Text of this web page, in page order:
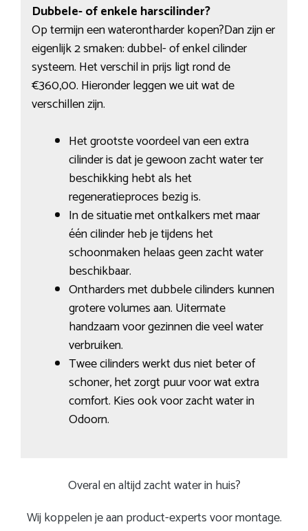
Dubbele- of enkele harscilinder?
Op termijn een waterontharder kopen?Dan zijn er
eigenlijk 2 smaken: dubbel- of enkel cilinder
systeem. Het verschil in prijs ligt rond de
€360,00. Hieronder leggen we uit wat de
verschillen zijn.
Het grootste voordeel van een extra
cilinder is dat je gewoon zacht water ter
beschikking hebt als het
regeneratieproces bezig is.
In de situatie met ontkalkers met maar
één cilinder heb je tijdens het
schoonmaken helaas geen zacht water
beschikbaar.
Ontharders met dubbele cilinders kunnen
grotere volumes aan. Uitermate
handzaam voor gezinnen die veel water
verbruiken.
Twee cilinders werkt dus niet beter of
schoner, het zorgt puur voor wat extra
comfort. Kies ook voor zacht water in
Odoorn.
Overal en altijd zacht water in huis?
Wij koppelen je aan product-experts voor montage.